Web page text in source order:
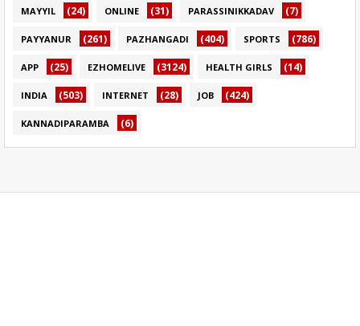
MAYYIL (24) ONLINE (31) PARASSINIKKADAV (7)
PAYYANUR (261) PAZHANGADI (404) SPORTS (786)
APP (25) EZHOMELIVE (3124) HEALTH GIRLS (14)
INDIA (503) INTERNET (28) JOB (424)
KANNADIPARAMBA (6)